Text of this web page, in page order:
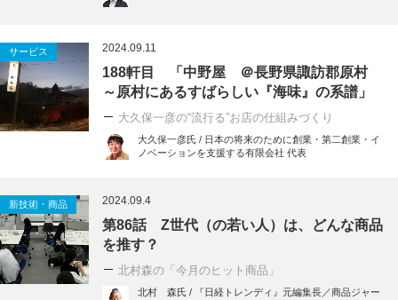
サービス 2024.09.11
188軒目 「中野屋 ＠長野県諏訪郡原村
～原村にあるすばらしい『海味』の系譜」
大久保一彦の“流行る”お店の仕組みづくり
大久保一彦氏 / 日本の将来のために創業・第二創業・イ
ノベーションを支援する有限会社 代表
新技術・商品 2024.09.4
第86話 Z世代（の若い人）は、どんな商品
を推す？
北村森の「今月のヒット商品」
北村 森氏 / 『日経トレンディ』元編集長／商品ジャー